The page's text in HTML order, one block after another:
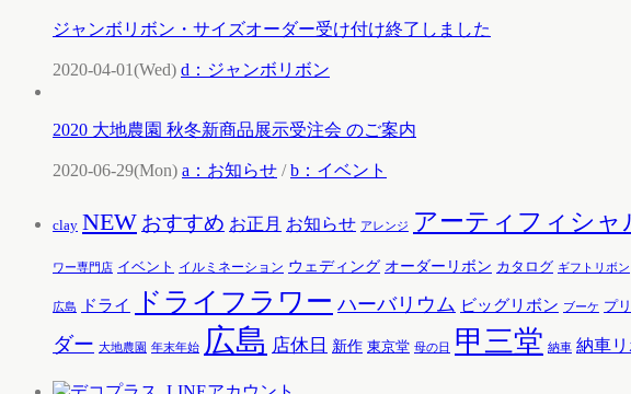
ジャンボリボン・サイズオーダー受け付け終了しました
2020-04-01(Wed) d：ジャンボリボン
2020 大地農園 秋冬新商品展示受注会 のご案内
2020-06-29(Mon) a：お知らせ /b：イベント
clay NEW おすすめ お正月 お知らせ アレンジ アーティフィシャ
ワー専門店 イベント イルミネーション ウェディング オーダーリボン カタログ ギフトリボン
広島 ドライ ドライフラワー ハーバリウム ビッグリボン ブーケ プ
ダー 大地農園 年末年始 広島 店休日 新作 東京堂 母の日 甲三堂 納車 納車